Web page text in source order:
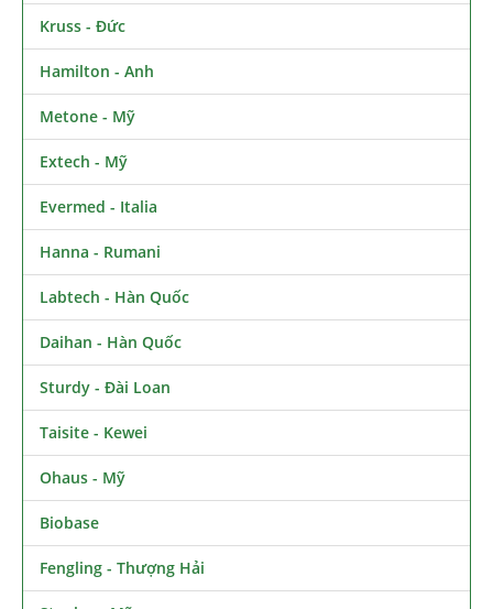
Kruss - Đức
Hamilton - Anh
Metone - Mỹ
Extech - Mỹ
Evermed - Italia
Hanna - Rumani
Labtech - Hàn Quốc
Daihan - Hàn Quốc
Sturdy - Đài Loan
Taisite - Kewei
Ohaus - Mỹ
Biobase
Fengling - Thượng Hải